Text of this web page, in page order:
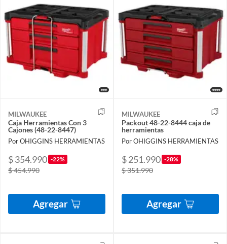
MILWAUKEE
Caja Herramientas Con 3
Cajones (48-22-8447)
Por OHIGGINS HERRAMIENTAS
$ 354.990 -22%
$ 454.990
Agregar
MILWAUKEE
Packout 48-22-8444 caja de
herramientas
Por OHIGGINS HERRAMIENTAS
$ 251.990 -28%
$ 351.990
Agregar